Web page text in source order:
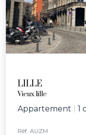
diversité de la région.
LILLE
Vieux lille
Appartement 1
Réf. AUZM